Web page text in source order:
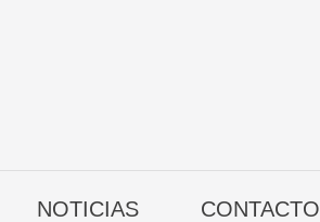
NOTICIAS CONTACTO